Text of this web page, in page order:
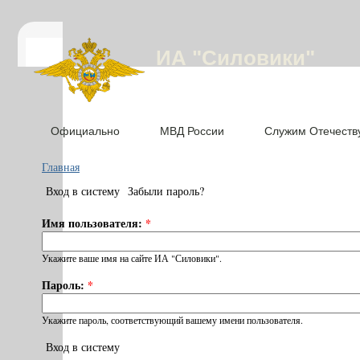
ИА "Силовики"
Официально МВД России Служим
Главная
Вход в систему Забыли пароль?
Имя пользователя: *
Укажите ваше имя на сайте ИА "Силовики".
Пароль: *
Укажите пароль, соответствующий вашему имени пользователя.
Вход в систему